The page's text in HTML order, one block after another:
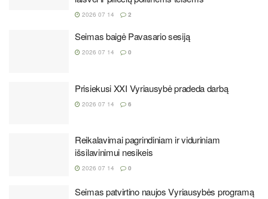
2026 07 14 2
Seimas baigė Pavasario sesiją
2026 07 14 0
Prisiekusi XXI Vyriausybė pradeda darbą
2026 07 14 6
Reikalavimai pagrindiniam ir viduriniam
išsilavinimui nesikeis
2026 07 14 0
Seimas patvirtino naujos Vyriausybės programą